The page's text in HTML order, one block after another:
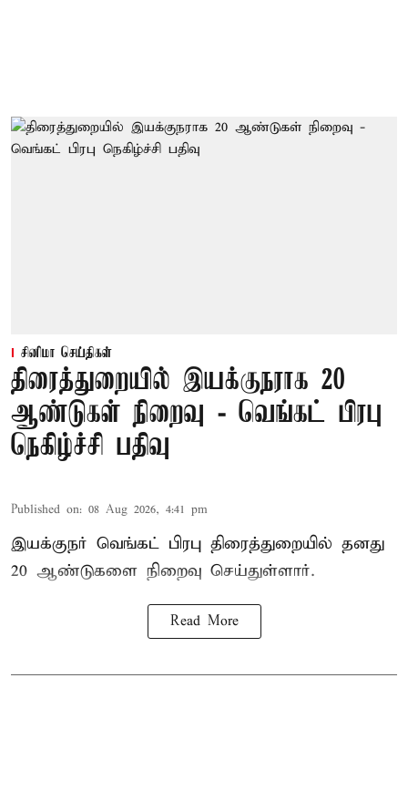
சினிமா செய்திகள்
திரைத்துறையில் இயக்குநராக 20
ஆண்டுகள் நிறைவு - வெங்கட் பிரபு
நெகிழ்ச்சி பதிவு
Published on: 08 Aug 2026, 4:41 pm
இயக்குநர் வெங்கட் பிரபு திரைத்துறையில் தனது
20 ஆண்டுகளை நிறைவு செய்துள்ளார்.
Read More